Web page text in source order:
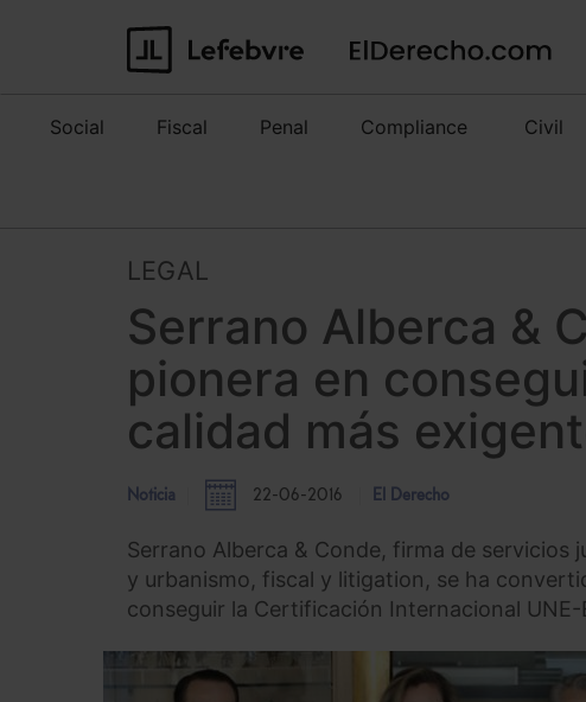
Social Fiscal Penal Compliance Civil
LEGAL
Serrano Alberca &
pionera en
calidad más
Noticia 22-06-2016 El Derecho
Serrano Alberca & Conde, firma de servicios
y urbanismo, fiscal y litigation, se ha
conseguir la Certificación Internacional UNE-